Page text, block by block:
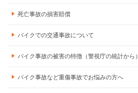
死亡事故の損害賠償
バイクでの交通事故について
バイク事故の被害の特徴（警視庁の統計から）
バイク事故など重傷事故でお悩みの方へ